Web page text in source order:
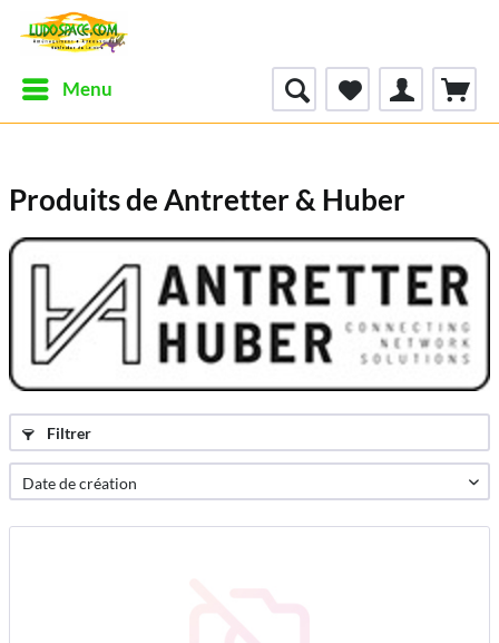
Menu
Produits de Antretter & Huber
Filtrer